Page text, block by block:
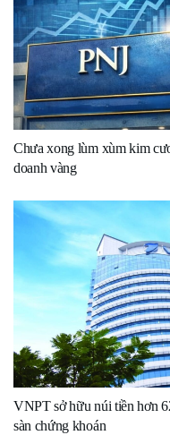
Chưa xong lùm xùm kim
doanh vàng
VNPT sở hữu núi tiền hơn
sàn chứng khoán